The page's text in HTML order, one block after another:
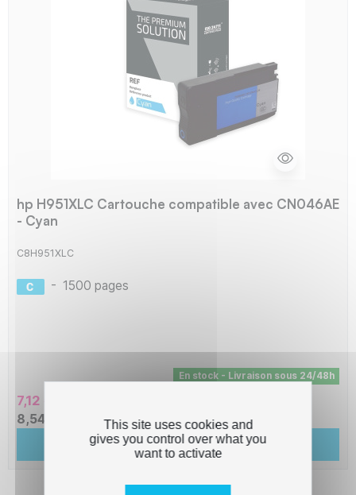
hp H951XLC Cartouche compatible avec CN046AE
- Cyan
C8H951XLC
- 1500 pages
En stock - Livraison sous 24/48h
7,12 € HT
8,54 € TTC
Ajouter au panier
This site uses cookies and
gives you control over what you
want to activate